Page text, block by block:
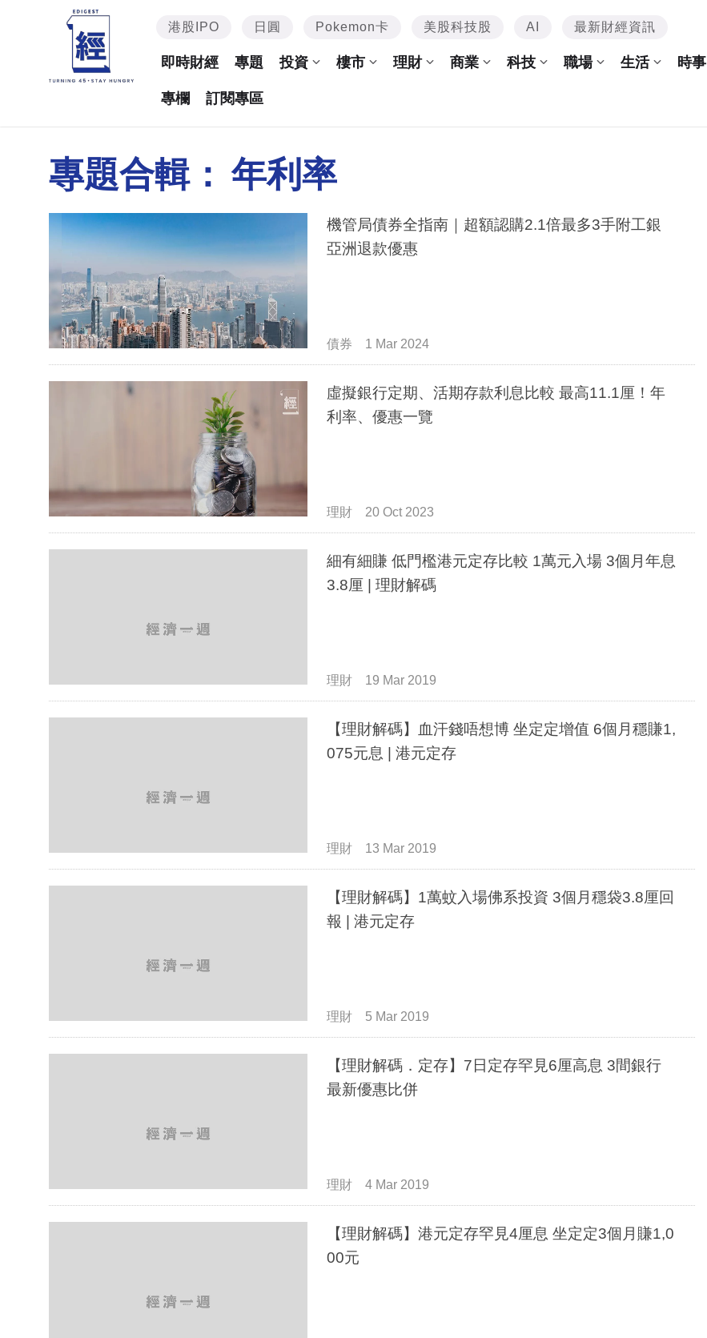
港股IPO 日圓 Pokemon卡 美股科技股 AI 最新財經資訊
即時財經 專題 投資 樓市 理財 商業 科技 職場 生活 時事
專欄 訂閱專區
專題合輯： 年利率
機管局債券全指南｜超額認購2.1倍最多3手附工銀
亞洲退款優惠
債券 1 Mar 2024
虛擬銀行定期、活期存款利息比較 最高11.1厘！年
利率、優惠一覽
理財 20 Oct 2023
細有細賺 低門檻港元定存比較 1萬元入場 3個月年息
3.8厘 | 理財解碼
理財 19 Mar 2019
【理財解碼】血汗錢唔想博 坐定定增值 6個月穩賺1,
075元息 | 港元定存
理財 13 Mar 2019
【理財解碼】1萬蚊入場佛系投資 3個月穩袋3.8厘回
報 | 港元定存
理財 5 Mar 2019
【理財解碼．定存】7日定存罕見6厘高息 3間銀行
最新優惠比併
理財 4 Mar 2019
【理財解碼】港元定存罕見4厘息 坐定定3個月賺1,0
00元